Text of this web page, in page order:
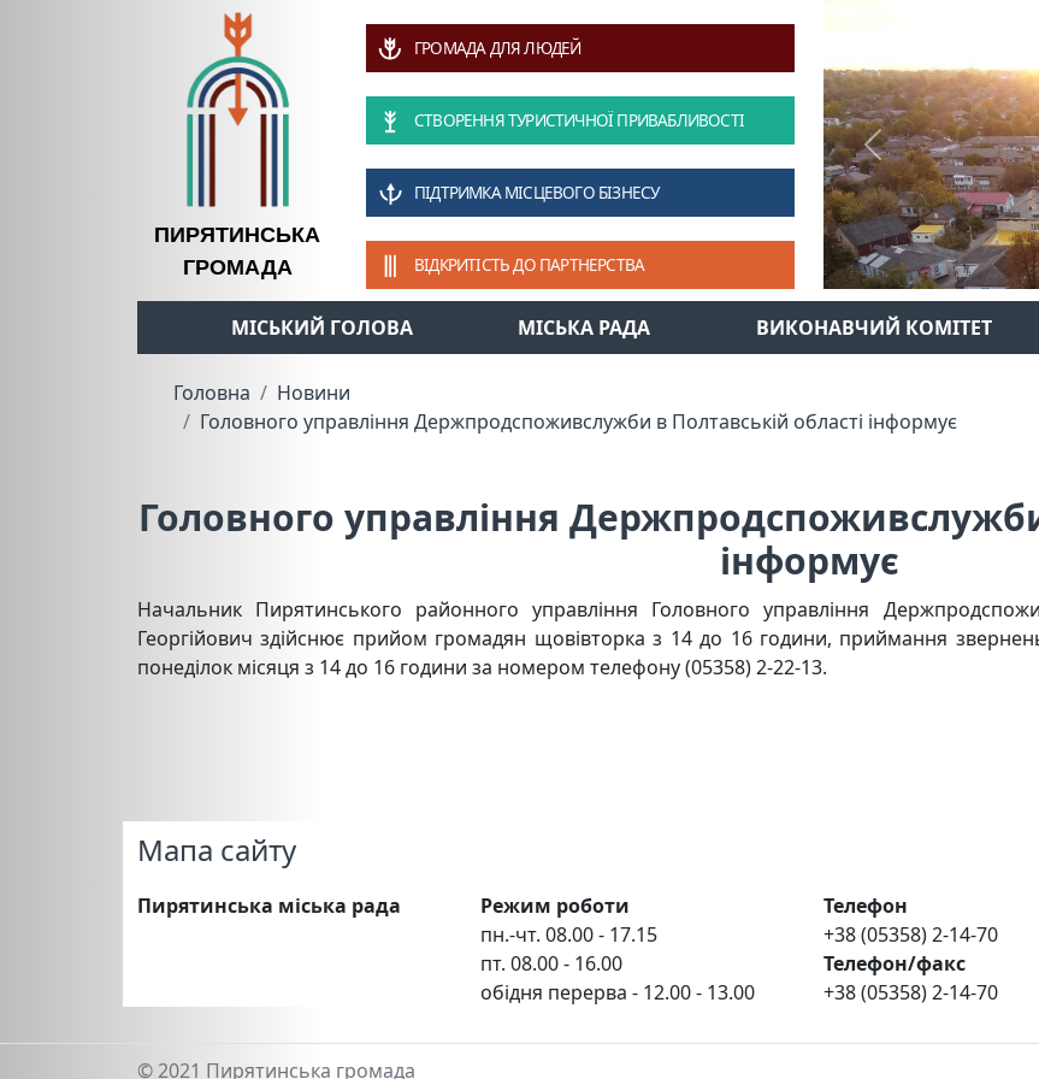
ПИРЯТИНСЬКА
ГРОМАДА
ГРОМАДА ДЛЯ ЛЮДЕЙ
СТВОРЕННЯ ТУРИСТИЧНОЇ ПРИВАБЛИВОСТІ
ПІДТРИМКА МІСЦЕВОГО БІЗНЕСУ
ВІДКРИТІСТЬ ДО ПАРТНЕРСТВА
Previous
МІСЬКИЙ ГОЛОВА МІСЬКА РАДА ВИКОНАВЧИЙ КОМІТЕТ
Головна
Новини
Головного управління Держпродспоживслужби в Полтавській області інформує
Головного управління
інформує
Начальник Пирятинського районного управління Головного управління
Георгійович здійснює прийом громадян щовівторка з 14 до 16 години, приймання
понеділок місяця з 14 до 16 години за номером телефону (05358) 2-22-13.
Мапа сайту
Пирятинська міська рада
Режим роботи
пн.-чт. 08.00 - 17.15
пт. 08.00 - 16.00
обідня перерва - 12.00 - 13.00
Телефон
+38 (05358) 2-14-70
Телефон/факс
+38 (05358) 2-14-70
© 2021 Пирятинська громада